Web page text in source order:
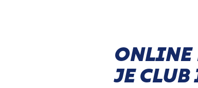
ONLINE
JE